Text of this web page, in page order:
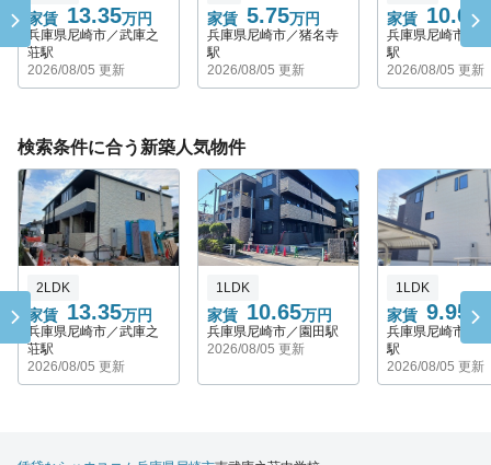
家賃 13.35万円
兵庫県尼崎市／武庫之
荘駅
2026/08/05 更新
家賃 5.75万円
兵庫県尼崎市／猪名寺
駅
2026/08/05 更新
家賃 10.65
兵庫県尼崎市／
駅
2026/08/05 更新
検索条件に合う新築人気物件
2LDK
家賃 13.35万円
兵庫県尼崎市／武庫之
荘駅
2026/08/05 更新
1LDK
家賃 10.65万円
兵庫県尼崎市／園田駅
2026/08/05 更新
1LDK
家賃 9.95 万
兵庫県尼崎市／
駅
2026/08/05 更新